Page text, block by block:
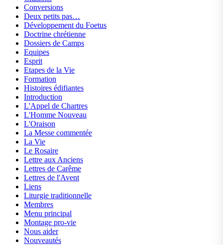
Conversions
Deux petits pas…
Développement du Foetus
Doctrine chrétienne
Dossiers de Camps
Equipes
Esprit
Etapes de la Vie
Formation
Histoires édifiantes
Introduction
L'Appel de Chartres
L'Homme Nouveau
L'Oraison
La Messe commentée
La Vie
Le Rosaire
Lettre aux Anciens
Lettres de Carême
Lettres de l'Avent
Liens
Liturgie traditionnelle
Membres
Menu principal
Montage pro-vie
Nous aider
Nouveautés